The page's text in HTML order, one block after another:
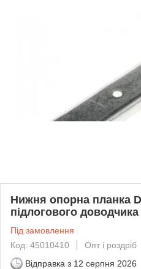
Нижня опорна планка
підлогового
Під замовлення
Код: 45010410
Опт і роздріб
Відправка з 12 серпня 2026